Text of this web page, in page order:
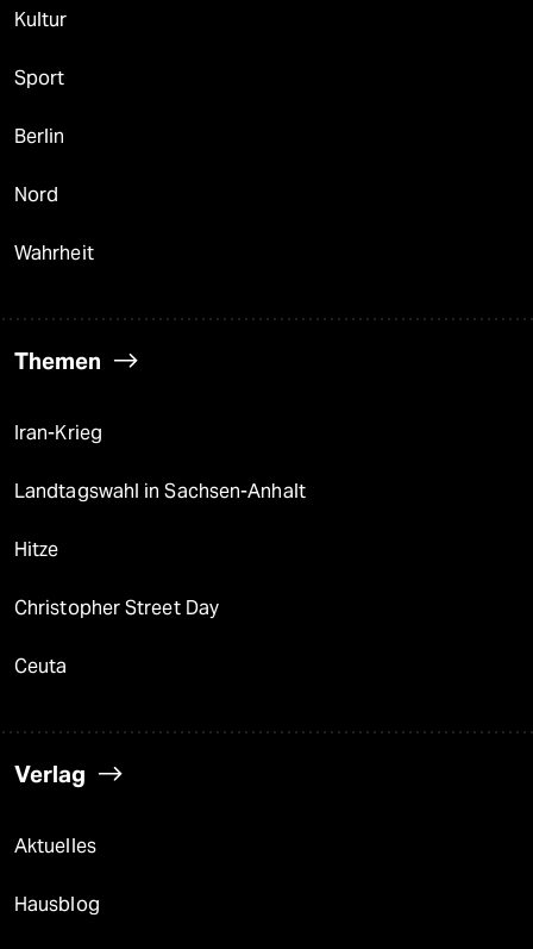
Kultur
Sport
Berlin
Nord
Wahrheit
Themen
Iran-Krieg
Landtagswahl in Sachsen-Anhalt
Hitze
Christopher Street Day
Ceuta
Verlag
Aktuelles
Hausblog